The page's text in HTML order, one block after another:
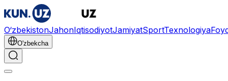
O‘zbekistonJahonIqtisodiyotJamiyatSportTexnologiya
O'zbekcha